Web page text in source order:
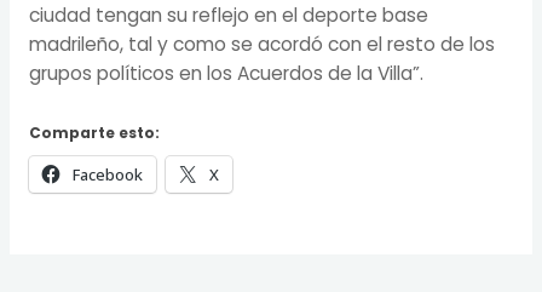
ciudad tengan su reflejo en el deporte base
madrileño, tal y como se acordó con el resto de los
grupos políticos en los Acuerdos de la Villa”.
Comparte esto:
Facebook X